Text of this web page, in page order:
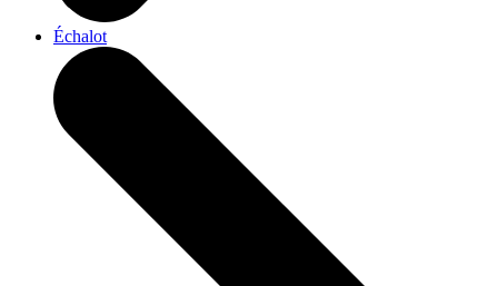
Échalot